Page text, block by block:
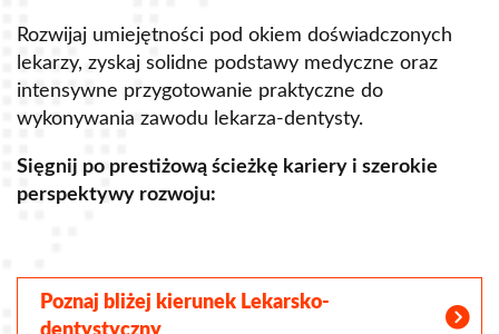
Rozwijaj umiejętności pod okiem doświadczonych
lekarzy, zyskaj solidne podstawy medyczne oraz
intensywne przygotowanie praktyczne do
wykonywania zawodu lekarza-dentysty.
Sięgnij po prestiżową ścieżkę kariery i szerokie
perspektywy rozwoju:
Poznaj bliżej kierunek Lekarsko-